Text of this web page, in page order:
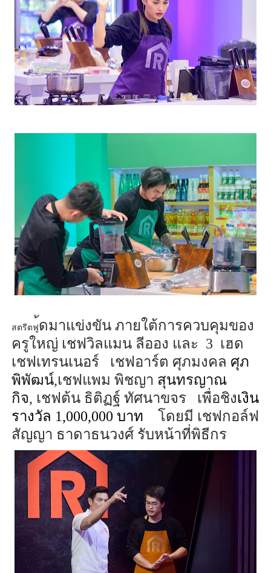
สตรีตฟู้ดมาแข่งขัน ภายใต้การควบคุมของ
ครูใหญ่ เชฟวิลแมน ลีออง และ 3 เฮด
เชฟเทรนเนอร์ เชฟอาร์ต ศุภมงคล ศุภ
พิพัฒน์,เชฟแพม พิชญา สุนทรญาณ
กิจ, เชฟต้น ธิติฏฐ์ ทัศนาขจร เพื่อชิงเงิน
รางวัล 1,000,000 บาท
โดยมี เชฟกอล์ฟ
สัญญา ธาดาธนวงศ์ รับหน้าที่พิธีกร